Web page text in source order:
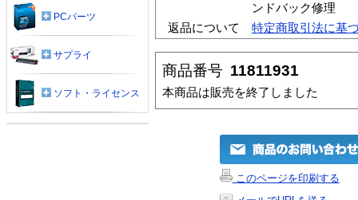
ンドバック修理
返品について
特定商取引法に基
商品番号 11811931
本商品は販売を終了しました
このページを印刷する
PCパーツ
サプライ
ソフト・ライセンス